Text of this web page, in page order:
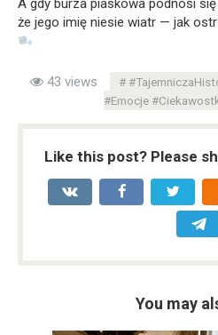
A gdy burza piaskowa podnosi
że jego imię niesie wiatr — jak
43 views
#Emocje
Like this post? Please
You may